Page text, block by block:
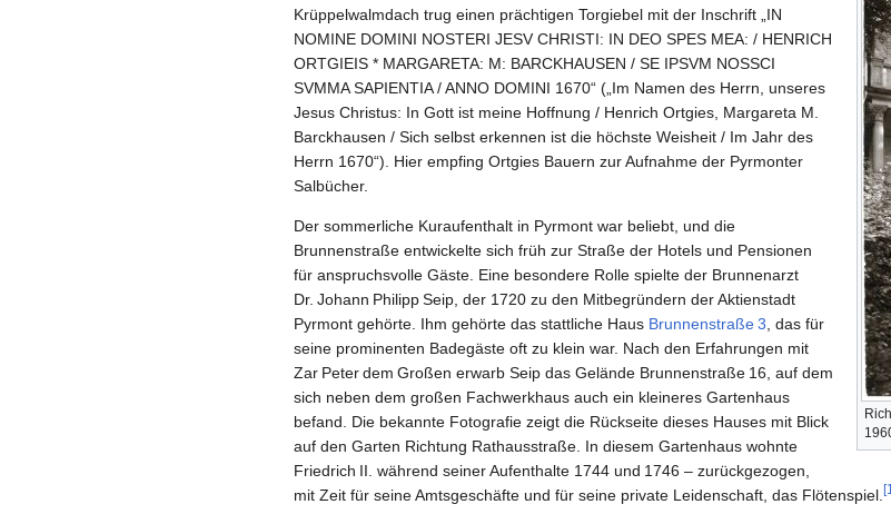
Krüppelwalmdach trug einen prächtigen Torgiebel mit der Inschrift „IN
NOMINE DOMINI NOSTERI JESV CHRISTI: IN DEO SPES MEA: / HENRICH
ORTGIEIS * MARGARETA: M: BARCKHAUSEN / SE IPSVM NOSSCI
SVMMA SAPIENTIA / ANNO DOMINI 1670“ („Im Namen des Herrn, unseres
Jesus Christus: In Gott ist meine Hoffnung / Henrich Ortgies, Margareta M.
Barckhausen / Sich selbst erkennen ist die höchste Weisheit / Im Jahr des
Herrn 1670“). Hier empfing Ortgies Bauern zur Aufnahme der Pyrmonter
Salbücher.
Der sommerliche Kuraufenthalt in Pyrmont war beliebt, und die
Brunnenstraße entwickelte sich früh zur Straße der Hotels und Pensionen
für anspruchsvolle Gäste. Eine besondere Rolle spielte der Brunnenarzt
Dr. Johann Philipp Seip, der 1720 zu den Mitbegründern der Aktienstadt
Pyrmont gehörte. Ihm gehörte das stattliche Haus Brunnenstraße 3 , das für
seine prominenten Badegäste oft zu klein war. Nach den Erfahrungen mit
Zar Peter dem Großen erwarb Seip das Gelände Brunnenstraße 16, auf dem
sich neben dem großen Fachwerkhaus auch ein kleineres Gartenhaus
befand. Die bekannte Fotografie zeigt die Rückseite dieses Hauses mit Blick
auf den Garten Richtung Rathausstraße. In diesem Gartenhaus wohnte
Friedrich II. während seiner Aufenthalte 1744 und 1746 – zurückgezogen,
mit Zeit für seine Amtsgeschäfte und für seine private Leidenschaft, das Flötenspiel. [1